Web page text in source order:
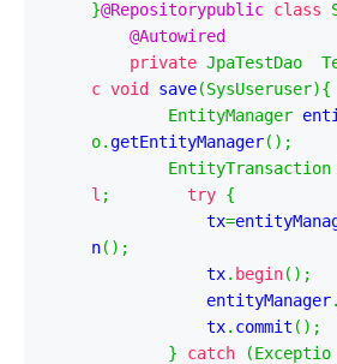
}@Repositorypublic class
@Autowired
private JpaTestDao
c void save(SysUseruser){
EntityManager
o.getEntityManager();
EntityTransaction
l ; try {
tx=
n();
tx. begin();
entityManager.
tx. commit ();
}
catch (Exceptio